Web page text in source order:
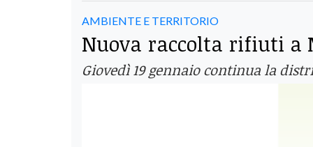
AMBIENTE E TERRITORIO
Nuova raccolta rifiuti a
Giovedì 19 gennaio continua la